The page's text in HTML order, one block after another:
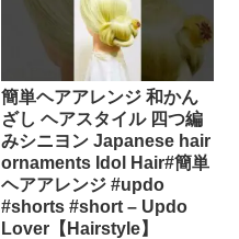
簡単ヘアアレンジ 和かん
ざし ヘアスタイル 四つ編
みシニヨン Japanese hair
ornaments Idol Hair#簡単
ヘアアレンジ #updo
#shorts #short – Updo
Lover【Hairstyle】